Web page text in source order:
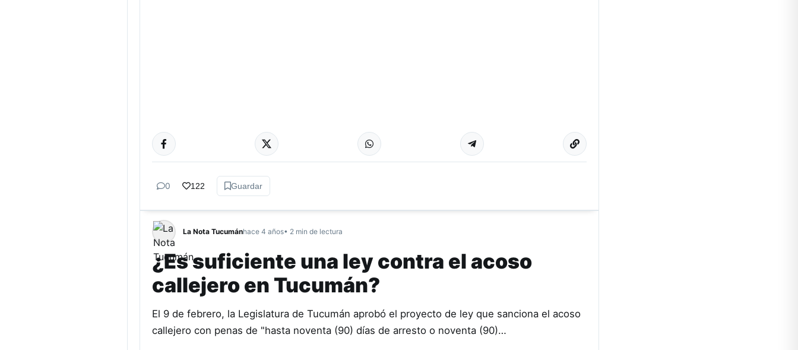
GÉNERO Y
DIVERSIDAD
0 122 Guardar
La Nota Tucumánhace 4 años• 2 min de lectura
¿Es suficiente una ley contra el acoso
callejero en Tucumán?
El 9 de febrero, la Legislatura de Tucumán aprobó el proyecto de ley que sanciona el acoso
callejero con penas de "hasta noventa (90) días de arresto o noventa (90)…